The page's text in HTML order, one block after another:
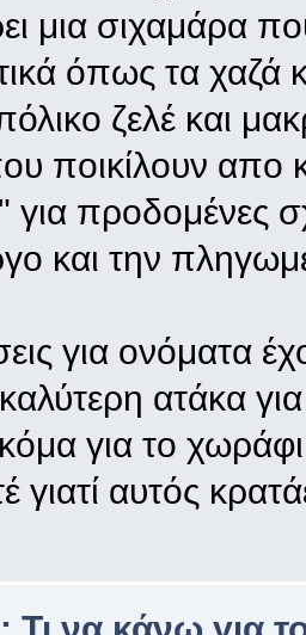
μια σιχαμάρα
όπως τα χαζά
ζελέ και
ποικίλουν απο
για προδομένες
και την
για ονόματα
ατάκα
για το
αυτός